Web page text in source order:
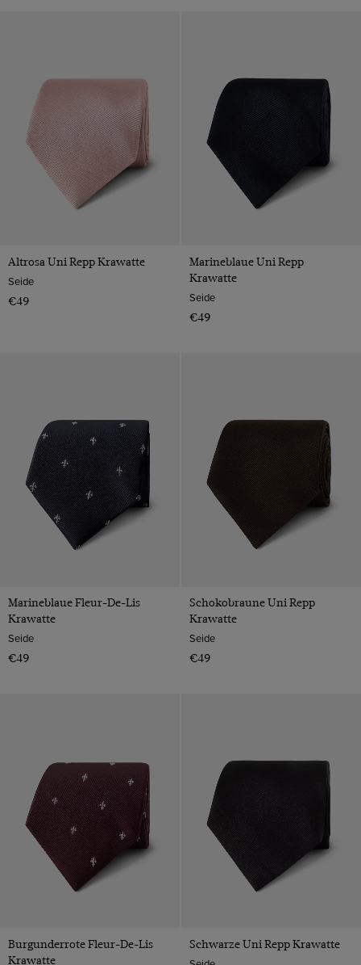
Altrosa Uni Repp Krawatte
Seide
€49
Marineblaue Uni Repp
Krawatte
Seide
€49
Marineblaue Fleur-De-Lis
Krawatte
Seide
€49
Schokobraune Uni Repp
Krawatte
Seide
€49
Burgunderrote Fleur-De-Lis
Krawatte
Schwarze Uni Repp Krawatte